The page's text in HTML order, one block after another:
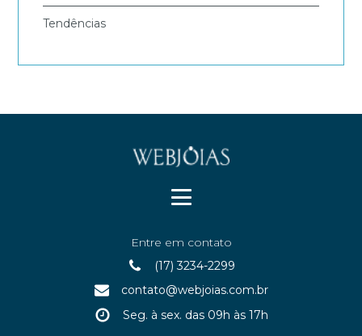
Tendências
Entre em contato
(17) 3234-2299
contato@webjoias.com.br
Seg. à sex. das 09h às 17h